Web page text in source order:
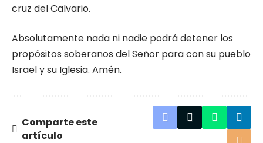
cruz del Calvario.
Absolutamente nada ni nadie podrá detener los
propósitos soberanos del Señor para con su pueblo
Israel y su Iglesia. Amén.
Comparte este
artículo